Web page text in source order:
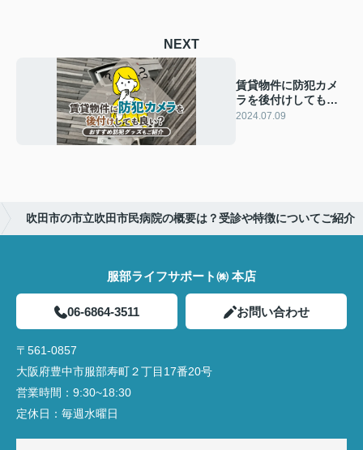
NEXT
賃貸物件に防犯カメ
ラを後付けしても良
い？おすすめ防犯グ
2024.07.09
吹田市の市立吹田市民病院の概要は？受診や特徴についてご紹介
服部ライフサポート㈱ 本店
06-6864-3511 お問い合わせ
〒561-0857
大阪府豊中市服部寿町２丁目17番20号
営業時間： 9:30~18:30
定休日： 毎週水曜日